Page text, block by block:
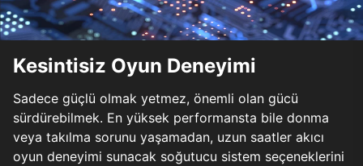
Kesintisiz Oyun Deneyimi
Sadece güçlü olmak yetmez, önemli olan gücü
sürdürebilmek. En yüksek performansta bile donma
veya takılma sorunu yaşamadan, uzun saatler akıcı
oyun deneyimi sunacak soğutucu sistem seçeneklerini